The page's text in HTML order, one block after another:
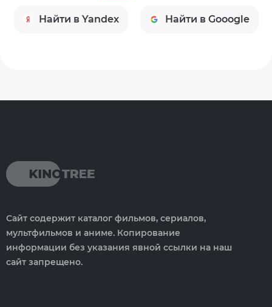
Найти в Yandex Найти в Gooogle
Сайт содержит каталог фильмов, сериалов,
мультфильмов и аниме. Копирование
информации без указания явной ссылки на наш
сайт запрещено.